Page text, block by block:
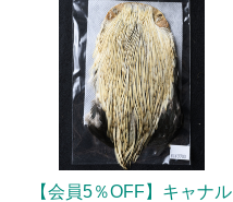
【会員5％OFF】キャナル